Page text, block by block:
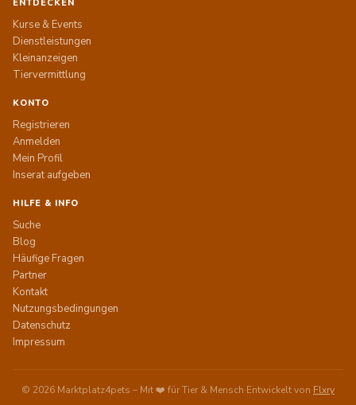
ENTDECKEN
Kurse & Events
Dienstleistungen
Kleinanzeigen
Tiervermittlung
KONTO
Registrieren
Anmelden
Mein Profil
Inserat aufgeben
HILFE & INFO
Suche
Blog
Häufige Fragen
Partner
Kontakt
Nutzungsbedingungen
Datenschutz
Impressum
© 2026 Marktplatz4pets – Mit ❤️ für Tier & Mensch·Entwickelt von Flxry